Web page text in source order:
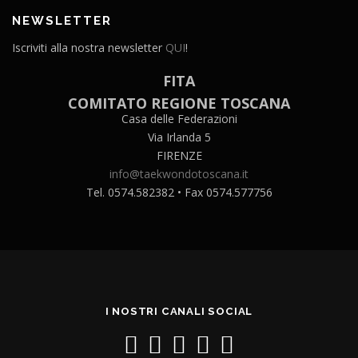
NEWSLETTER
Iscriviti alla nostra newsletter QUI!
FITA
COMITATO REGIONE TOSCANA
Casa delle Federazioni
Via Irlanda 5
FIRENZE
info@taekwondotoscana.it
Tel. 0574.582382 • Fax 0574.577756
I NOSTRI CANALI SOCIAL